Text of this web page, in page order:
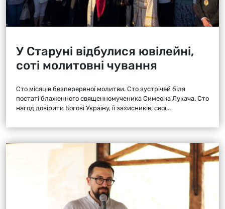
У Старуні відбулися ювілейні,
соті молитовні чування
Сто місяців безперервної молитви. Сто зустрічей біля
постаті блаженного священномученика Симеона Лукача. Сто
нагод довірити Богові Україну, її захисників, свої...